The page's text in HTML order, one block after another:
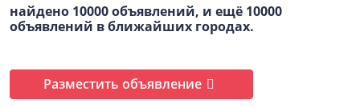
найдено 10000 объявлений, и ещё 10000
объявлений в ближайших городах.
Разместить объявление